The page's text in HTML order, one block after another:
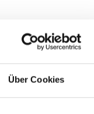
Über Cookies
die Groß- und